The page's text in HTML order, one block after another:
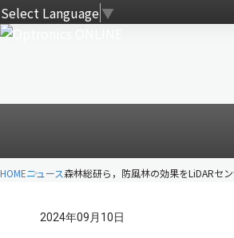
Select Language▼
HOMEニュース森林総研ら，防風林の効果をLiDARセ
2024年09月10日